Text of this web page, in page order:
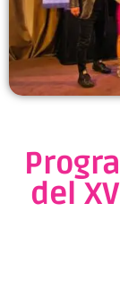
del